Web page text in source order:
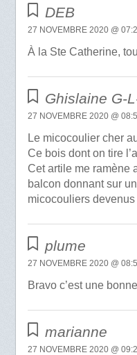
DEB
27 NOVEMBRE 2020 @
À la Ste Catherine,
Ghislaine G-
27 NOVEMBRE 2020 @
Le micocoulier cher
Ce bois dont on tire
Cet artile me ramène
balcon donnant sur
micocouliers devenus
plume
27 NOVEMBRE 2020 @
Bravo c’est une
marianne
27 NOVEMBRE 2020 @